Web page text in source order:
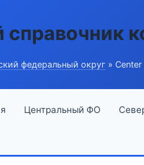
федеральный округ »
Центральный ФО